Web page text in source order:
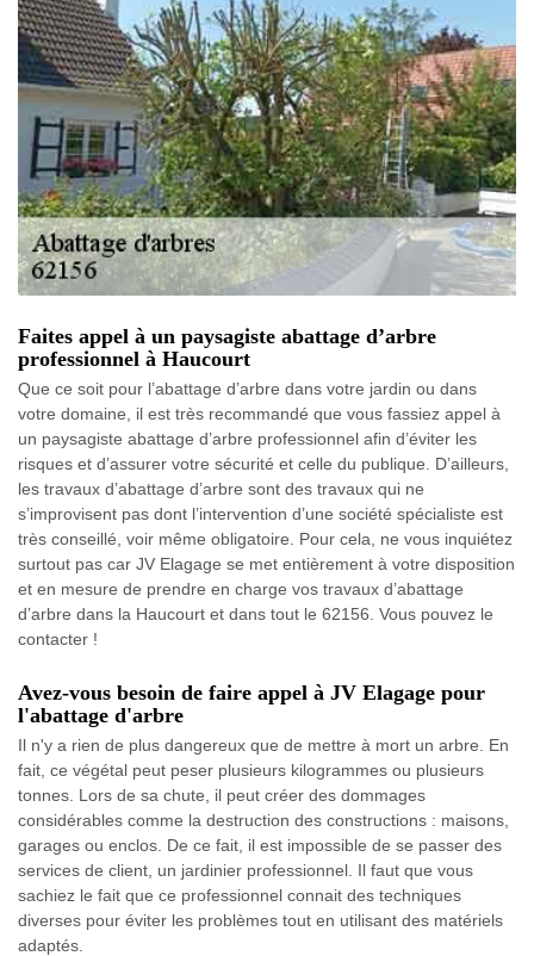
Faites appel à un paysagiste abattage d’arbre
professionnel à Haucourt
Que ce soit pour l’abattage d’arbre dans votre jardin ou dans
votre domaine, il est très recommandé que vous fassiez appel à
un paysagiste abattage d’arbre professionnel afin d’éviter les
risques et d’assurer votre sécurité et celle du publique. D’ailleurs,
les travaux d’abattage d’arbre sont des travaux qui ne
s’improvisent pas dont l’intervention d’une société spécialiste est
très conseillé, voir même obligatoire. Pour cela, ne vous inquiétez
surtout pas car JV Elagage se met entièrement à votre disposition
et en mesure de prendre en charge vos travaux d’abattage
d’arbre dans la Haucourt et dans tout le 62156. Vous pouvez le
contacter !
Avez-vous besoin de faire appel à JV Elagage pour
l'abattage d'arbre
Il n'y a rien de plus dangereux que de mettre à mort un arbre. En
fait, ce végétal peut peser plusieurs kilogrammes ou plusieurs
tonnes. Lors de sa chute, il peut créer des dommages
considérables comme la destruction des constructions : maisons,
garages ou enclos. De ce fait, il est impossible de se passer des
services de client, un jardinier professionnel. Il faut que vous
sachiez le fait que ce professionnel connait des techniques
diverses pour éviter les problèmes tout en utilisant des matériels
adaptés.